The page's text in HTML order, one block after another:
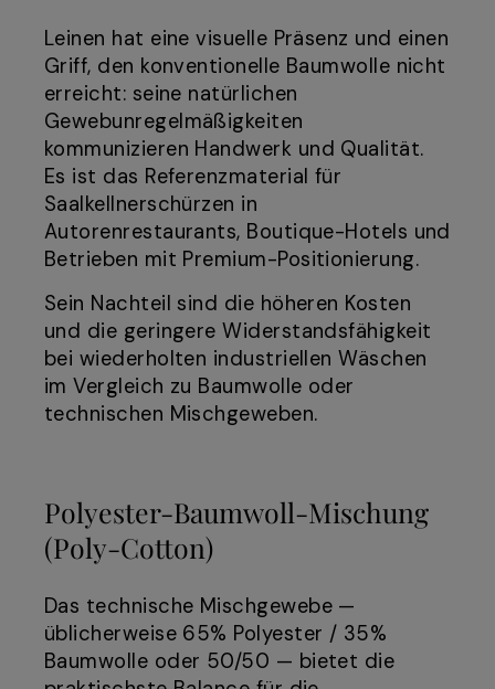
Leinen hat eine visuelle Präsenz und einen
Griff, den konventionelle Baumwolle nicht
erreicht: seine natürlichen
Gewebunregelmäßigkeiten
kommunizieren Handwerk und Qualität.
Es ist das Referenzmaterial für
Saalkellnerschürzen in
Autorenrestaurants, Boutique-Hotels und
Betrieben mit Premium-Positionierung.
Sein Nachteil sind die höheren Kosten
und die geringere Widerstandsfähigkeit
bei wiederholten industriellen Wäschen
im Vergleich zu Baumwolle oder
technischen Mischgeweben.
Polyester-Baumwoll-Mischung
(Poly-Cotton)
Das technische Mischgewebe —
üblicherweise 65% Polyester / 35%
Baumwolle oder 50/50 — bietet die